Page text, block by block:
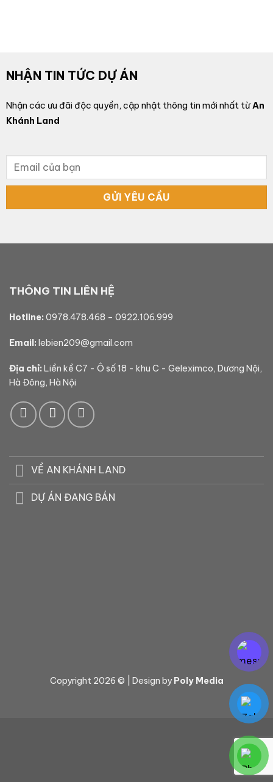
NHẬN TIN TỨC DỰ ÁN
Nhận các ưu đãi độc quyền, cập nhật thông tin mới nhất từAn
Khánh Land
THÔNG TIN LIÊN HỆ
Hotline: 0978.478.468 – 0922.106.999
Email: lebien209@gmail.com
Địa chỉ: Liền kề C7 - Ô số 18 - khu C - Geleximco, Dương Nội,
Hà Đông, Hà Nội
VỀ AN KHÁNH LAND
DỰ ÁN ĐANG BÁN
Copyright 2026 © | Design byPoly Media